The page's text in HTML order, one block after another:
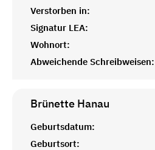
Verstorben in:
Signatur LEA:
Wohnort:
Abweichende Schreibweisen:
Brünette Hanau
Geburtsdatum:
Geburtsort: